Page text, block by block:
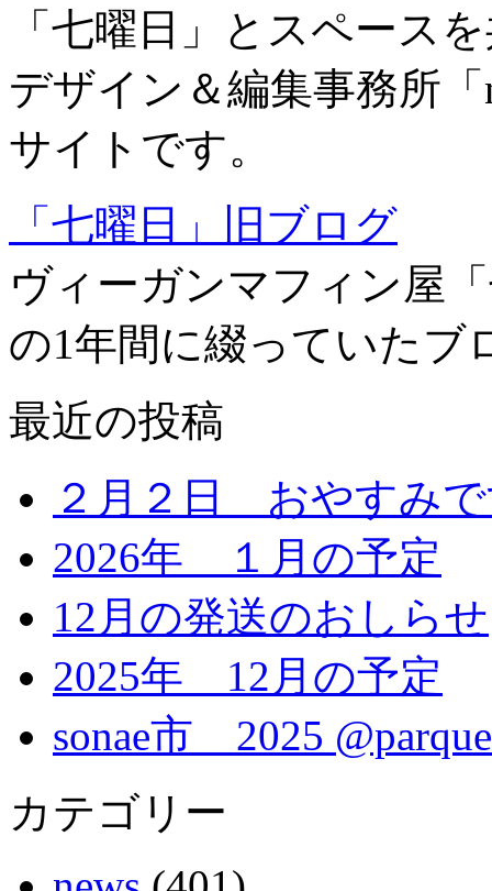
「七曜日」とスペース
デザイン＆編集事務所
サイトです。
「七曜日」旧ブログ
ヴィーガンマフィン屋
の1年間に綴っていたブ
最近の投稿
２月２日 おやすみ
2026年 １月の予定
12月の発送のおしらせ
2025年 12月の予定
sonae市 2025 @parque
カテゴリー